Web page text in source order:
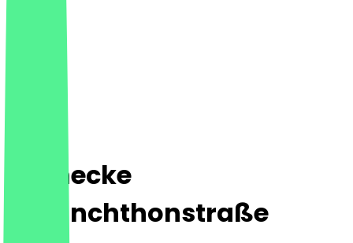
Steinecke
Melanchthonstraße